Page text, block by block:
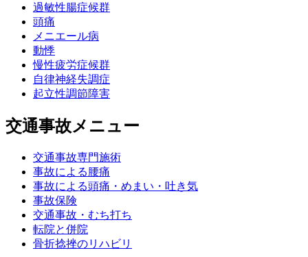
過敏性腸症候群
頭痛
メニエール病
動悸
慢性疲労症候群
自律神経失調症
起立性調節障害
交通事故メニュー
交通事故専門施術
事故による腰痛
事故による頭痛・めまい・吐き気
事故保険
交通事故・むち打ち
転院と併院
骨折捻挫のリハビリ